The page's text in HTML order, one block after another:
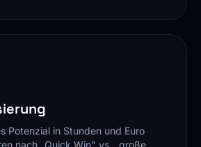
Potenzial in Stunden und Euro